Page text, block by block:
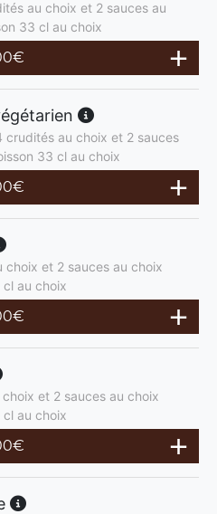
au choix et 2 sauces au
33 cl au choix
€
au choix et 2 sauces
33 cl au choix
€
et 2 sauces au choix
au choix
€
et 2 sauces au choix
au choix
€